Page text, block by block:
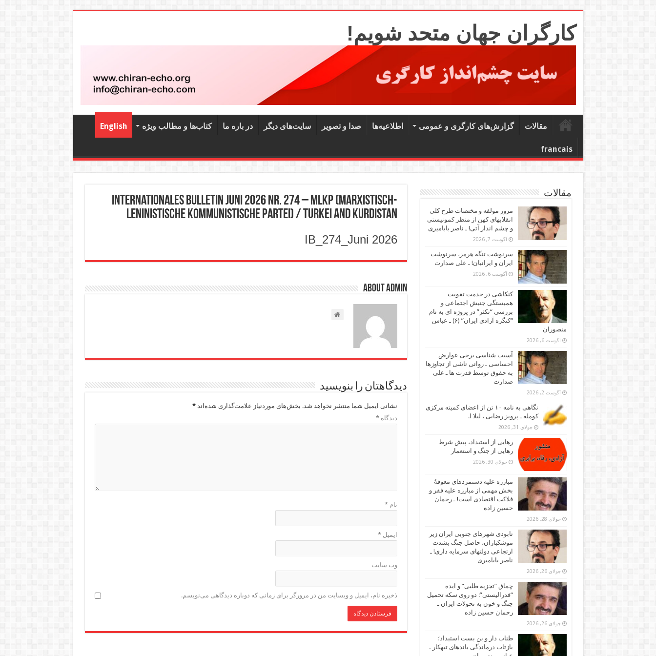
کارگران جهان متحد شویم!
مقالات گزارش‌های کارگری و عمومی اطلاعیه‌ها صدا و تصویر سایت‌های دیگر در باره ما کتاب‌‌ها و مطالب ویژه English
francais
Internationales Bulletin juni 2026 Nr. 274 – MLKP (Marxistisch-
Leninistische Kommunistische Partei) / Turkei and Kurdistan
IB_274_Juni 2026
About admin
دیدگاهتان را بنویسید
نشانی ایمیل شما منتشر نخواهد شد. بخش‌های موردنیاز علامت‌گذاری شده‌اند*
دیدگاه*
نام*
ایمیل*
وب‌ سایت
ذخیره نام، ایمیل و وبسایت من در مرورگر برای زمانی که دوباره دیدگاهی می‌نویسم.
مقالات
مرور مولفه و مختصات طرح کلی
انقلابهای کهن از منظر کمونیستی
و چشم انداز آتی! ـ ناصر بابامیری
آگوست 7, 2026
سرنوشت تنگه هرمز، سرنوشت
ایران و ایرانیان! ـ علی صدارت
آگوست 6, 2026
کنکاشی در خدمت تقویت
همبستگی جنبش اجتماعی و
بررسی “نکثر” در پروژه ای به نام
“کنگره آزادی ایران” (۶) ـ عباس
منصوران
آگوست 6, 2026
آسیب شناسی برخی عوارض
احساسی ـ روانی ناشی از تجاوزها
به حقوق توسط قدرت ها ـ علی
صدارت
آگوست 2, 2026
نگاهی به نامه ۱۰ تن از اعضای کمیته مرکزی
کومله ـ پرویز رضایی ، لیلا ا.
جولای 31, 2026
رهایی از استبداد، پیش شرط
رهایی از جنگ و استعمار
جولای 30, 2026
مبارزه علیه دستمزدهای معوقهُ
بخش مهمی از مبارزه علیه فقر و
فلاکت اقتصادی است! ـ رحمان
حسین زاده
جولای 28, 2026
نابودی شهرهای جنوبی ایران زیر
موشکباران، حاصل جنگ بشدت
ارتجاعی دولتهای سرمایه داری! ـ
ناصر بابامیری
جولای 26, 2026
چماق “تجزیه طلبی” و ایده
“فدرالیستی”: دو روی سکه تحمیل
جنگ و خون به تحولات ایران ـ
رحمان حسین زاده
جولای 26, 2026
طناب دار و بن بست استبداد؛
بازتاب درماندگی باندهای تبهکار ـ